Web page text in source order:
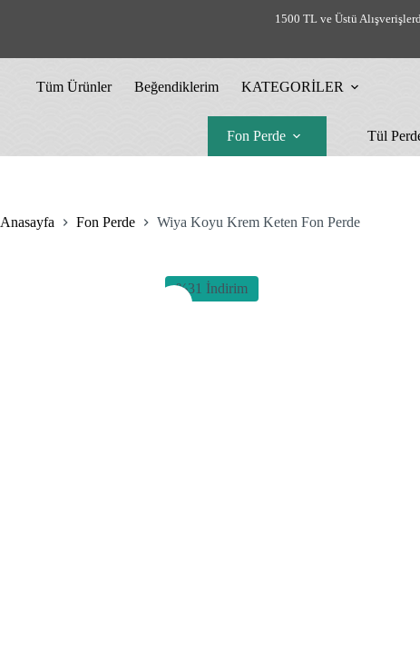
1500 TL ve Üstü
Tüm Ürünler Beğendiklerim KATEGORİLER
Fon Perde
Tül
Anasayfa Fon Perde Wiya Koyu Krem Keten Fon Perde
%31 İndirim